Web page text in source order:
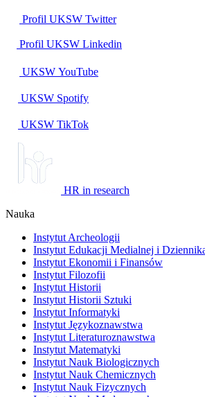
Profil UKSW Twitter
Profil UKSW Linkedin
UKSW YouTube
UKSW Spotify
UKSW TikTok
HR in research
Nauka
Instytut Archeologii
Instytut Edukacji Medialnej i
Instytut Ekonomii i Finansów
Instytut Filozofii
Instytut Historii
Instytut Historii Sztuki
Instytut Informatyki
Instytut Językoznawstwa
Instytut Literaturoznawstwa
Instytut Matematyki
Instytut Nauk Biologicznych
Instytut Nauk Chemicznych
Instytut Nauk Fizycznych